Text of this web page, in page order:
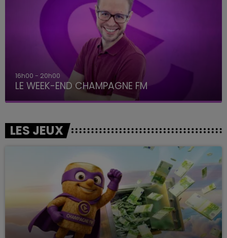
16h00 - 20h00
LE WEEK-END CHAMPAGNE FM
LES JEUX